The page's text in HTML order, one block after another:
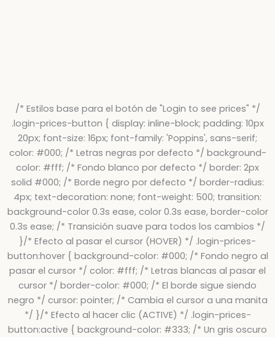
/* Estilos base para el botón de "Login to see prices" */
.login-prices-button { display: inline-block; padding: 10px
20px; font-size: 16px; font-family: 'Poppins', sans-serif;
color: #000; /* Letras negras por defecto */ background-
color: #fff; /* Fondo blanco por defecto */ border: 2px
solid #000; /* Borde negro por defecto */ border-radius:
4px; text-decoration: none; font-weight: 500; transition:
background-color 0.3s ease, color 0.3s ease, border-color
0.3s ease; /* Transición suave para todos los cambios */
}/* Efecto al pasar el cursor (HOVER) */ .login-prices-
button:hover { background-color: #000; /* Fondo negro al
pasar el cursor */ color: #fff; /* Letras blancas al pasar el
cursor */ border-color: #000; /* El borde sigue siendo
negro */ cursor: pointer; /* Cambia el cursor a una manita
*/ }/* Efecto al hacer clic (ACTIVE) */ .login-prices-
button:active { background-color: #333; /* Un gris oscuro